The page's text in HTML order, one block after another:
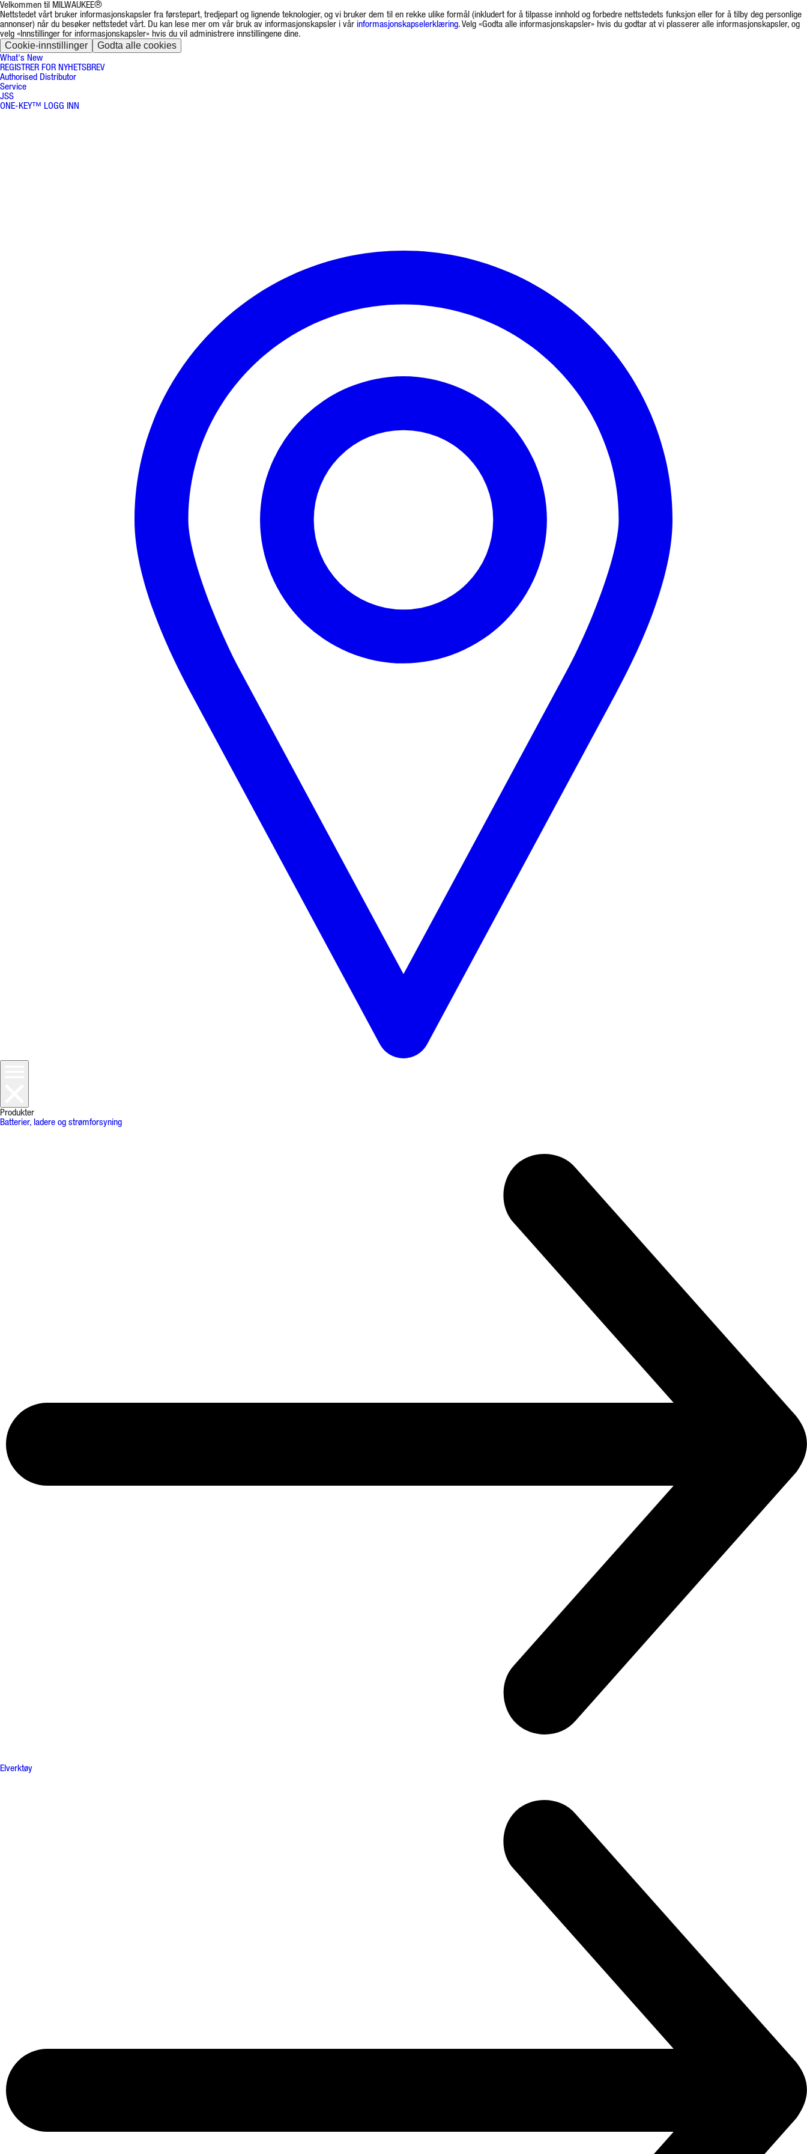
Velkommen til MILWAUKEE®
Nettstedet vårt bruker informasjonskapsler fra førstepart, tredjepart og lignende teknologier, og vi bruker dem til en rekke ulike formål (inkludert for å tilpasse innhold og forbedre nettstedets funksjon eller for å tilby deg personlige
annonser) når du besøker nettstedet vårt. Du kan lese mer om vår bruk av informasjonskapsler i vår informasjonskapselerklæring. Velg «Godta alle informasjonskapsler» hvis du godtar at vi plasserer alle informasjonskapsler, og
velg «Innstillinger for informasjonskapsler» hvis du vil administrere innstillingene dine.
Cookie-innstillinger Godta alle cookies
What's New
REGISTRER FOR NYHETSBREV
Authorised Distributor
Service
JSS
ONE-KEY™ LOGG INN
Produkter
Batterier, ladere og strømforsyning
Elverktøy